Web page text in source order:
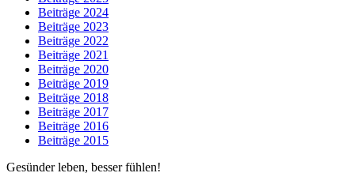
Beiträge 2024
Beiträge 2023
Beiträge 2022
Beiträge 2021
Beiträge 2020
Beiträge 2019
Beiträge 2018
Beiträge 2017
Beiträge 2016
Beiträge 2015
Gesünder leben, besser fühlen!